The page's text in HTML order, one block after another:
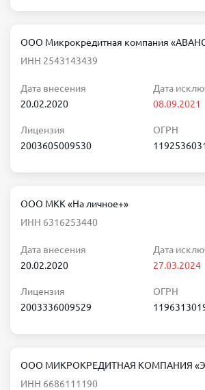
ООО Микрокредитная компания
ИНН 2543143439
Дата внесения
20.02.2020
Дата
08.09.2021
Лицензия
2003605009530
ОГРН
ООО МКК «На личное+»
ИНН 6316253440
Дата внесения
20.02.2020
Дата
27.03.2024
Лицензия
2003336009529
ОГРН
ООО МИКРОКРЕДИТНАЯ КОМПАНИЯ
ИНН 6686111190